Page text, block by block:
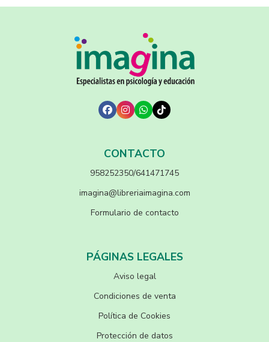
CONTACTO
958252350/641471745
imagina@libreriaimagina.com
Formulario de contacto
PÁGINAS LEGALES
Aviso legal
Condiciones de venta
Política de Cookies
Protección de datos